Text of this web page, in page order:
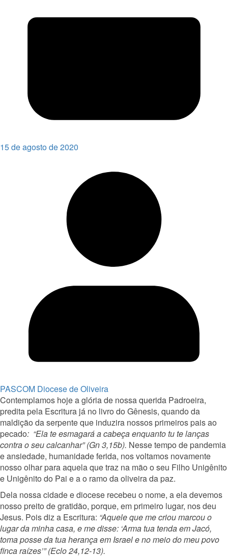
15 de agosto de 2020
PASCOM Diocese de Oliveira
Contemplamos hoje a glória de nossa querida Padroeira,
predita pela Escritura já no livro do Gênesis, quando da
maldição da serpente que induzira nossos primeiros pais ao
pecado: “Ela te esmagará a cabeça enquanto tu te lanças
contra o seu calcanhar” (Gn 3,15b). Nesse tempo de pandemia
e ansiedade, humanidade ferida, nos voltamos novamente
nosso olhar para aquela que traz na mão o seu Filho Unigênito
e Unigênito do Pai e a o ramo da oliveira da paz.
Dela nossa cidade e diocese recebeu o nome, a ela devemos
nosso preito de gratidão, porque, em primeiro lugar, nos deu
Jesus. Pois diz a Escritura: “Aquele que me criou marcou o
lugar da minha casa, e me disse: ‘Arma tua tenda em Jacó,
toma posse da tua herança em Israel e no meio do meu povo
finca raízes’” (Eclo 24,12-13).